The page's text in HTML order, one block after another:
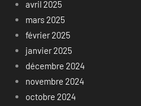
avril 2025
mars 2025
février 2025
janvier 2025
décembre 2024
novembre 2024
octobre 2024